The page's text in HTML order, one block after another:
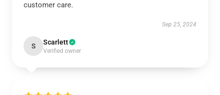
customer care.
Sep 25, 2024
S Scarlett
Verified owner